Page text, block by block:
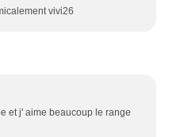
vivi26
et j' aime beaucoup le range